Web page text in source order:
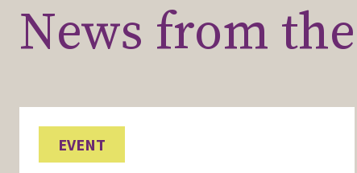
News from
EVENT